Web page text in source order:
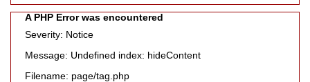
A PHP Error was encountered
Severity: Notice
Message: Undefined index: hideContent
Filename: page/tag.php